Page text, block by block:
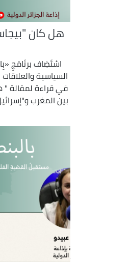
هل كان
اسْتَضِاف برنَامَجِ
السياسية
في قراءة لمقالة "
بين المغرب